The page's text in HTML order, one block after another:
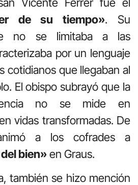
de su tiempo».Su
no se limitaba a las
por un lenguaje
cotidianos que llegaban al
. El obispo subrayó que la
no se mide en
vidas transformadas. De
a los cofrades a
bien»en Graus.
también se hizo mención